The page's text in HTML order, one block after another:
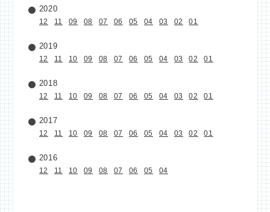
2020
12 11 09 08 07 06 05 04 03 02 01
2019
12 11 10 09 08 07 06 05 04 03 02 01
2018
12 11 10 09 08 07 06 05 04 03 02 01
2017
12 11 10 09 08 07 06 05 04 03 02 01
2016
12 11 10 09 08 07 06 05 04